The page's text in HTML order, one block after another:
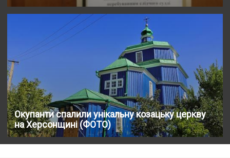
Окупанти спалили унікальну козацьку церкву
на Херсонщині (ФОТО)